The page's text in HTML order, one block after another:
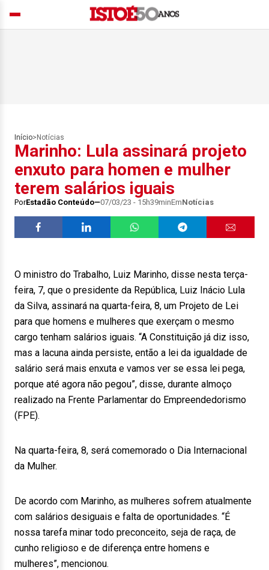
Início> Notícias
Marinho: Lula assinará projeto
enxuto para homen e mulher
terem salários iguais
PorEstadão Conteúdo 07/03/23 - 15h39minEmNotícias
O ministro do Trabalho, Luiz Marinho, disse nesta terça-
feira, 7, que o presidente da República, Luiz Inácio Lula
da Silva, assinará na quarta-feira, 8, um Projeto de Lei
para que homens e mulheres que exerçam o mesmo
cargo tenham salários iguais. “A Constituição já diz isso,
mas a lacuna ainda persiste, então a lei da igualdade de
salário será mais enxuta e vamos ver se essa lei pega,
porque até agora não pegou”, disse, durante almoço
realizado na Frente Parlamentar do Empreendedorismo
(FPE).
Na quarta-feira, 8, será comemorado o Dia Internacional
da Mulher.
De acordo com Marinho, as mulheres sofrem atualmente
com salários desiguais e falta de oportunidades. “É
nossa tarefa minar todo preconceito, seja de raça, de
cunho religioso e de diferença entre homens e
mulheres”, mencionou.